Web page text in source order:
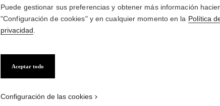
Ref. 141170
S/ 1.139*
Puede gestionar sus preferencias y obtener más información
"Configuración de cookies" y en cualquier momento en la Política
privacidad
Aceptar todo
Configuración de las cookies